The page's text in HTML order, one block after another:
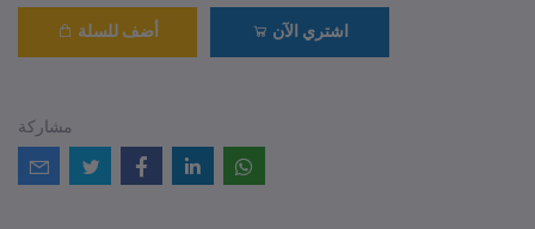
أضف للسلة اشتري الآن
مشاركة